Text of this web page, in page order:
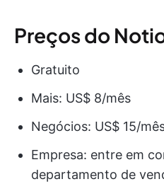
Preços do
Gratuito
Mais: US$ 8/mês
Negócios: US$ 15/
Empresa: entre em
departamento de